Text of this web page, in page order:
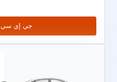
بايك VS جي إي سي